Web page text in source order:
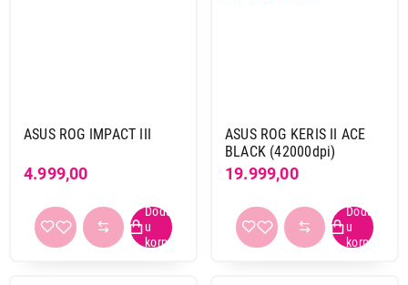
ASUS ROG IMPACT III
4.999,00
ASUS ROG KERIS II ACE
BLACK (42000dpi)
19.999,00